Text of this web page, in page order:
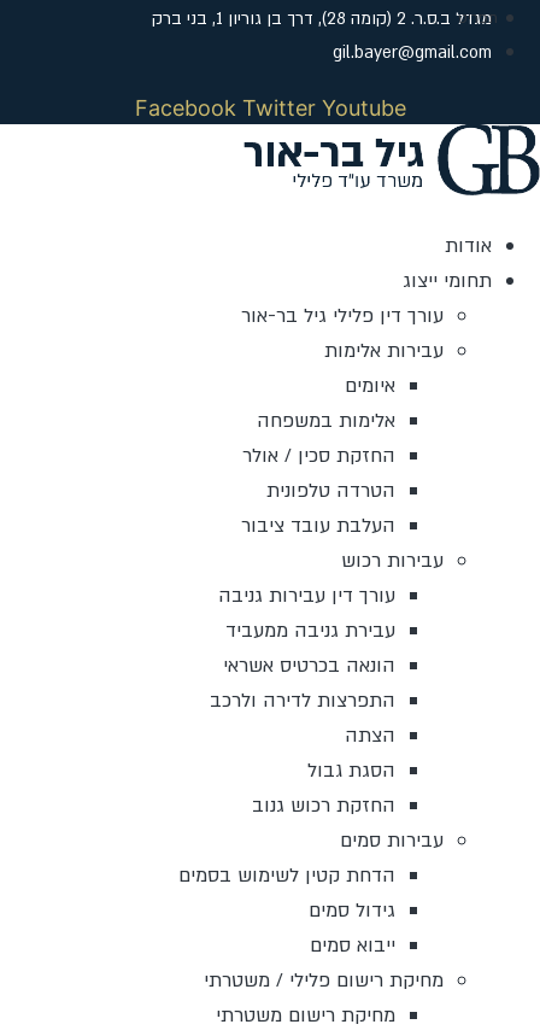
דלג
לתוכן
מגדל ב.ס.ר. 2 (קומה 28), דרך בן גוריון 1, בני ברק
gil.bayer@gmail.com
Facebook Twitter Youtube
אודות
תחומי ייצוג
עורך דין פלילי גיל בר-אור
עבירות אלימות
איומים
אלימות במשפחה
החזקת סכין / אולר
הטרדה טלפונית
העלבת עובד ציבור
עבירות רכוש
עורך דין עבירות גניבה
עבירת גניבה ממעביד
הונאה בכרטיס אשראי
התפרצות לדירה ולרכב
הצתה
הסגת גבול
החזקת רכוש גנוב
עבירות סמים
הדחת קטין לשימוש בסמים
גידול סמים
ייבוא סמים
מחיקת רישום פלילי / משטרתי
מחיקת רישום משטרתי